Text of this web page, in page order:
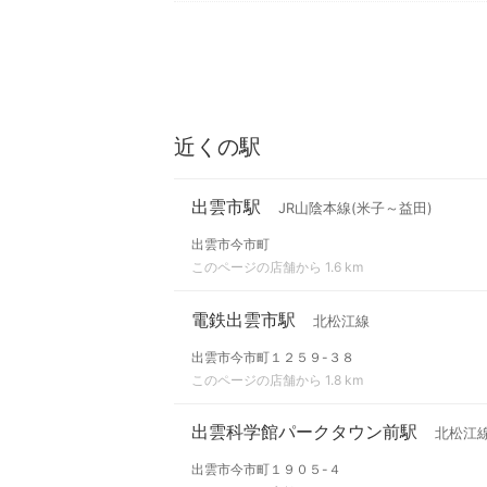
近くの駅
出雲市駅 JR山陰本線(米子～益田)
出雲市今市町
このページの店舗から 1.6 km
電鉄出雲市駅 北松江線
出雲市今市町１２５９-３８
このページの店舗から 1.8 km
出雲科学館パークタウン前駅 北松江
出雲市今市町１９０５-４